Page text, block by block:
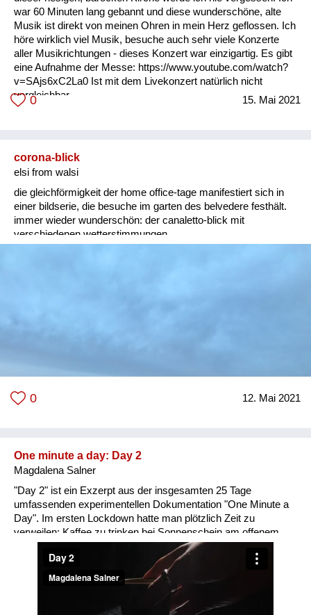
war 60 Minuten lang gebannt und diese wunderschöne, alte
Musik ist direkt von meinen Ohren in mein Herz geflossen. Ich
höre wirklich viel Musik, besuche auch sehr viele Konzerte
aller Musikrichtungen - dieses Konzert war einzigartig. Es gibt
eine Aufnahme der Messe: https://www.youtube.com/watch?
v=SAjs6xC2La0 Ist mit dem Livekonzert natürlich nicht
vergleichbar.
0 15. Mai 2021
corona-blick
elsi from walsi
die gleichförmigkeit der home office-tage manifestiert sich in
einer bildserie, die besuche im garten des belvedere festhält.
immer wieder wunderschön: der canaletto-blick mit
verschiedenen wetterstimmungen.
0 12. Mai 2021
One minute a day: Day 2
Magdalena Salner
"Day 2" ist ein Exzerpt aus der insgesamten 25 Tage
umfassenden experimentellen Dokumentation "One Minute a
Day". Im ersten Lockdown hatte man plötzlich Zeit zu
verweilen; Kaffee zu trinken bei Sonnenschein am offenem
Fenster und dabei die Zimmerpflanzen genau zu betrachten.
Aus der Ferne ist der sanfte Klang einer Flöte zu vernehmen
und man verweilte in der Atmosphäre des "Nichts-Müssens".
In "One Minute a Day" verstreichen an sich belanglose
Einblicke in immer gleichbleibende Tage irgendwo zwischen